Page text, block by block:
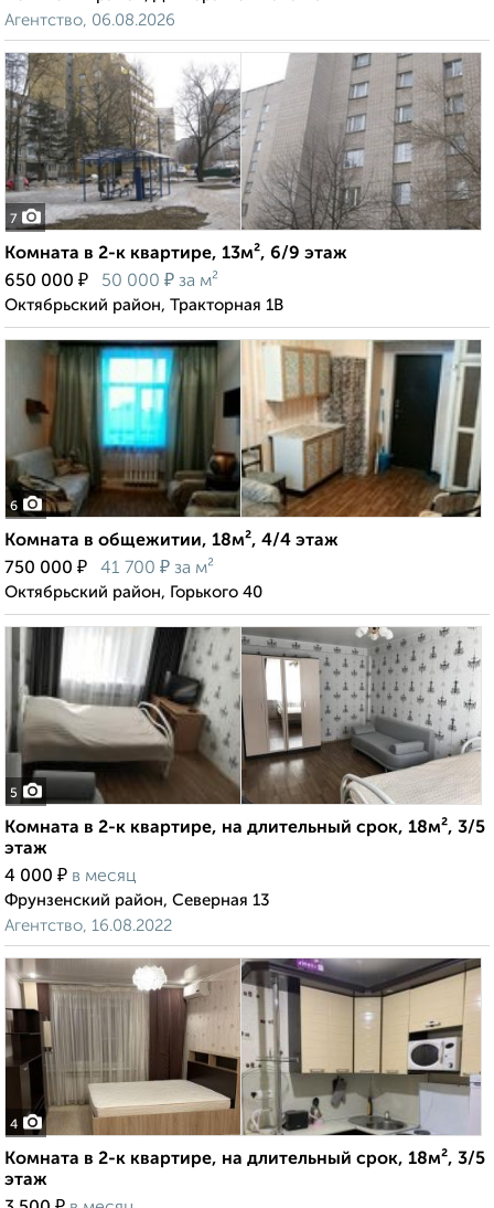
Агентство, 06.08.2026
7
Комната в 2-к квартире, 13м², 6/9 этаж
650 000 ₽ 50 000 ₽ за м²
Октябрьский район, Тракторная 1В
6
Комната в общежитии, 18м², 4/4 этаж
750 000 ₽ 41 700 ₽ за м²
Октябрьский район, Горького 40
5
Комната в 2-к квартире, на длительный срок, 18м², 3/5
этаж
4 000 ₽ в месяц
Фрунзенский район, Северная 13
Агентство, 16.08.2022
4
Комната в 2-к квартире, на длительный срок, 18м², 3/5
этаж